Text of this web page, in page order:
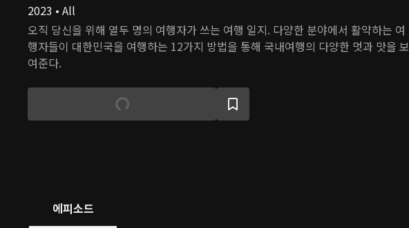
2023 • All
오직 당신을 위해 열두 명의 여행자가 쓰는 여행 일지. 다양한 분야에서 활약하는 여
행자들이 대한민국을 여행하는 12가지 방법을 통해 국내여행의 다양한 멋과 맛을 보
여준다.
에피소드